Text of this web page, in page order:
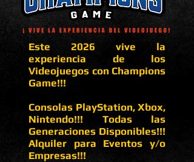
Este 2026 vive la
experiencia de los
Videojuegos con Champions
Game!!!
Consolas PlayStation, Xbox,
Nintendo!!! Todas las
Generaciones Disponibles!!!
Alquiler para Eventos y/o
Empresas!!!